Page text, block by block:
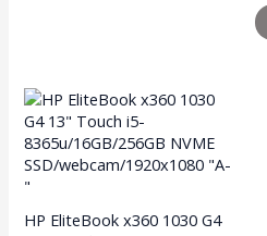
HP EliteBook x360 1030 G4